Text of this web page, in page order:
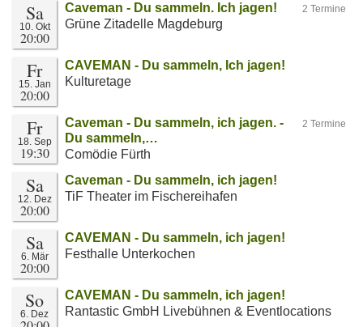
Sa
10. Okt
20:00
2 Termine
Caveman - Du sammeln. Ich jagen!
Grüne Zitadelle Magdeburg
Fr
15. Jan
20:00
CAVEMAN - Du sammeln, Ich jagen!
Kulturetage
Fr
18. Sep
19:30
2 Termine
Caveman - Du sammeln, ich jagen. -
Du sammeln,…
Comödie Fürth
Sa
12. Dez
20:00
Caveman - Du sammeln, ich jagen!
TiF Theater im Fischereihafen
Sa
6. Mär
20:00
CAVEMAN - Du sammeln, ich jagen!
Festhalle Unterkochen
So
6. Dez
CAVEMAN - Du sammeln, ich jagen!
Rantastic GmbH Livebühnen & Eventlocations